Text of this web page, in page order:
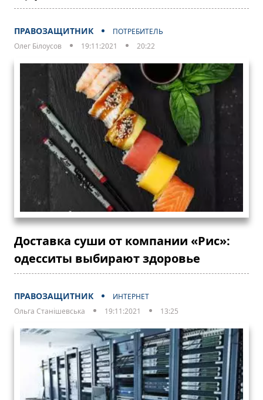
ПРАВОЗАЩИТНИК
ПОТРЕБИТЕЛЬ
Олег Білоусов
19:11:2021 20:22
Доставка суши от компании «Рис»:
одесситы выбирают здоровье
ПРАВОЗАЩИТНИК
ИНТЕРНЕТ
Ольга Станішевська
19:11:2021 13:25